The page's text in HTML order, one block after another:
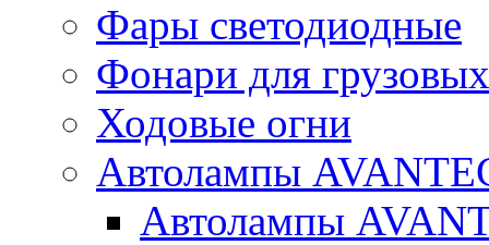
Фары светодиодные
Фонари для
Ходовые огни
Автолампы
Автолампы